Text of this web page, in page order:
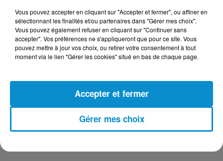
23 juillet 2026
Les Zinformés - 23/07/26
22 juillet 2026
Vous pouvez accepter en cliquant sur "Accepter et fermer", ou affiner en
sélectionnant les finalités et/ou partenaires dans "Gérer mes choix".
Vous pouvez également refuser en cliquant sur "Continuer sans
accepter". Vos préférences ne s'appliqueront que pour ce site. Vous
pouvez mettre à jour vos choix, ou retirer votre consentement à tout
moment via le lien "Gérer les cookies" situé en bas de chaque page.
Gérer mes choix
Accepter et fermer